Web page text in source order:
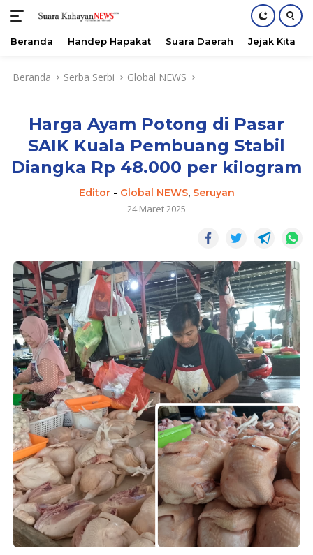
Beranda Handep Hapakat Suara Daerah Jejak Kita
Beranda Serba Serbi Global NEWS
Harga Ayam Potong di Pasar
SAIK Kuala Pembuang Stabil
Diangka Rp 48.000 per kilogram
Editor- Global NEWS, Seruyan
24 Maret 2025